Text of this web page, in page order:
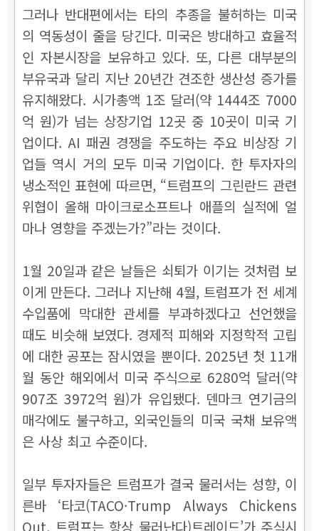
그러나 반대편에서는 타의 추종을 불허하는 미국
의 역동성이 줄을 당긴다. 미국은 방대하고 효율적
인 자본시장을 보유하고 있다. 또, 다른 대부분의
부유국과 달리 지난 20년간 견조한 생산성 증가를
유지해왔다. 시가총액 1조 달러(약 1444조 7000
억 원)가 넘는 상장기업 12곳 중 10곳이 미국 기
업이다. AI 패권 경쟁을 주도하는 주요 비상장 기
업들 역시 거의 모두 미국 기업이다. 한 투자자의
냉소적인 표현에 따르면, “트럼프의 그린란드 관련
위협이 올해 마이크로소프트나 애플의 실적에 얼
마나 영향을 주겠는가?”라는 것이다.
1월 20일과 같은 날들은 쇠퇴가 이기는 것처럼 보
이게 만든다. 그러나 지난해 4월, 트럼프가 전 세계
수입품에 막대한 관세를 부과하겠다고 선언했을
때도 비슷해 보였다. 경제적 피해와 지정학적 고립
에 대한 공포는 잠시였을 뿐이다. 2025년 첫 11개
월 동안 해외에서 미국 주식으로 6280억 달러(약
907조 3972억 원)가 유입됐다. 덴마크 연기금의
매각에도 불구하고, 외국인들의 미국 국채 보유액
은 사상 최고 수준이다.
일부 투자자들은 트럼프가 결국 물러서는 성향, 이
른바 ‘타코(TACO·Trump Always Chickens
Out, 트럼프는 항상 물러난다)트레이드’가 주식시